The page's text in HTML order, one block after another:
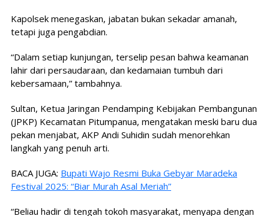
Kapolsek menegaskan, jabatan bukan sekadar amanah,
tetapi juga pengabdian.
“Dalam setiap kunjungan, terselip pesan bahwa keamanan
lahir dari persaudaraan, dan kedamaian tumbuh dari
kebersamaan,” tambahnya.
Sultan, Ketua Jaringan Pendamping Kebijakan Pembangunan
(JPKP) Kecamatan Pitumpanua, mengatakan meski baru dua
pekan menjabat, AKP Andi Suhidin sudah menorehkan
langkah yang penuh arti.
BACA JUGA: Bupati Wajo Resmi Buka Gebyar Maradeka
Festival 2025: “Biar Murah Asal Meriah”
“Beliau hadir di tengah tokoh masyarakat, menyapa dengan